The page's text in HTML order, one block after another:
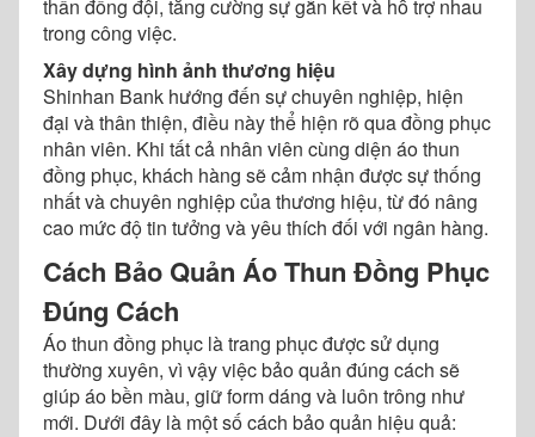
thần đồng đội, tăng cường sự gắn kết và hỗ trợ nhau
trong công việc.
Xây dựng hình ảnh thương hiệu
Shinhan Bank hướng đến sự chuyên nghiệp, hiện
đại và thân thiện, điều này thể hiện rõ qua đồng phục
nhân viên. Khi tất cả nhân viên cùng diện áo thun
đồng phục, khách hàng sẽ cảm nhận được sự thống
nhất và chuyên nghiệp của thương hiệu, từ đó nâng
cao mức độ tin tưởng và yêu thích đối với ngân hàng.
Cách Bảo Quản Áo Thun Đồng Phục
Đúng Cách
Áo thun đồng phục là trang phục được sử dụng
thường xuyên, vì vậy việc bảo quản đúng cách sẽ
giúp áo bền màu, giữ form dáng và luôn trông như
mới. Dưới đây là một số cách bảo quản hiệu quả: